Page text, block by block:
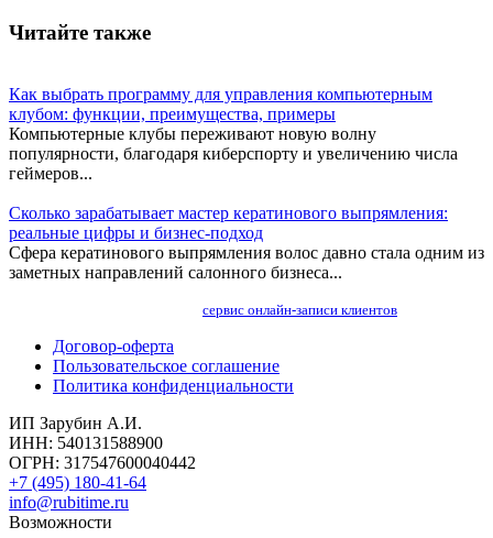
Читайте также
Как выбрать программу для управления компьютерным
клубом: функции, преимущества, примеры
Компьютерные клубы переживают новую волну
популярности, благодаря киберспорту и увеличению числа
геймеров...
Сколько зарабатывает мастер кератинового выпрямления:
реальные цифры и бизнес-подход
Сфера кератинового выпрямления волос давно стала одним из
заметных направлений салонного бизнеса...
сервис онлайн-записи клиентов
Договор-оферта
Пользовательское соглашение
Политика конфиденциальности
ИП Зарубин А.И.
ИНН: 540131588900
ОГРН: 317547600040442
+7 (495) 180-41-64
info@rubitime.ru
Возможности